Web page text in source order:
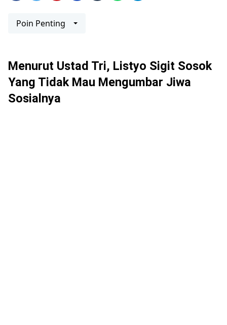
Poin Penting
Menurut Ustad Tri, Listyo Sigit Sosok
Yang Tidak Mau Mengumbar Jiwa
Sosialnya